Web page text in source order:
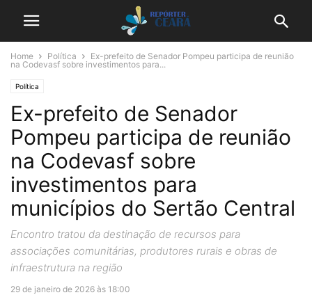
Home Política
Ex-prefeito de Senador Pompeu participa de reunião
na Codevasf sobre investimentos para...
Política
Ex-prefeito de Senador
Pompeu participa de reunião
na Codevasf sobre
investimentos para
municípios do Sertão Central
Encontro tratou da destinação de recursos para
associações comunitárias, produtores rurais e obras de
infraestrutura na região
29 de janeiro de 2026 às 18:00